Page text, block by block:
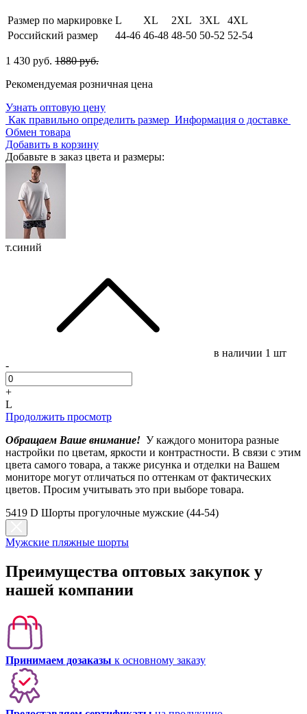
Размер по маркировке L XL 2XL 3XL
4XL
Российский размер
44-46 46-48 48-50 50-52 52-54
1 430 руб. 1880 руб.
Рекомендуемая розничная цена
Узнать оптовую цену
Как правильно определить размер Информация о доставке
Обмен товара
Добавить в корзину
Добавьте в заказ цвета и размеры:
т.синий
в наличии 1 шт
-
+
L
Продолжить просмотр
Обращаем Ваше внимание! У каждого монитора разные
настройки по цветам, яркости и контрастности. В связи с этим
цвета самого товара, а также рисунка и отделки на Вашем
мониторе могут отличаться по оттенкам от фактических
цветов. Просим учитывать это при выборе товара.
5419 D Шорты прогулочные мужские (44-54)
Мужские пляжные шорты
Преимущества оптовых закупок у
нашей компании
Принимаем дозаказы к основному заказу